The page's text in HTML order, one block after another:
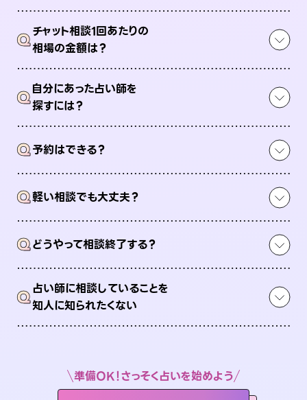
Qチャット相談1回あたりの
相場の金額は？
Q自分にあった占い師を
探すには？
Q予約はできる？
Q軽い相談でも大丈夫？
Qどうやって相談終了する？
Q占い師に相談していることを
知人に知られたくない
準備OK！さっそく占いを始めよう